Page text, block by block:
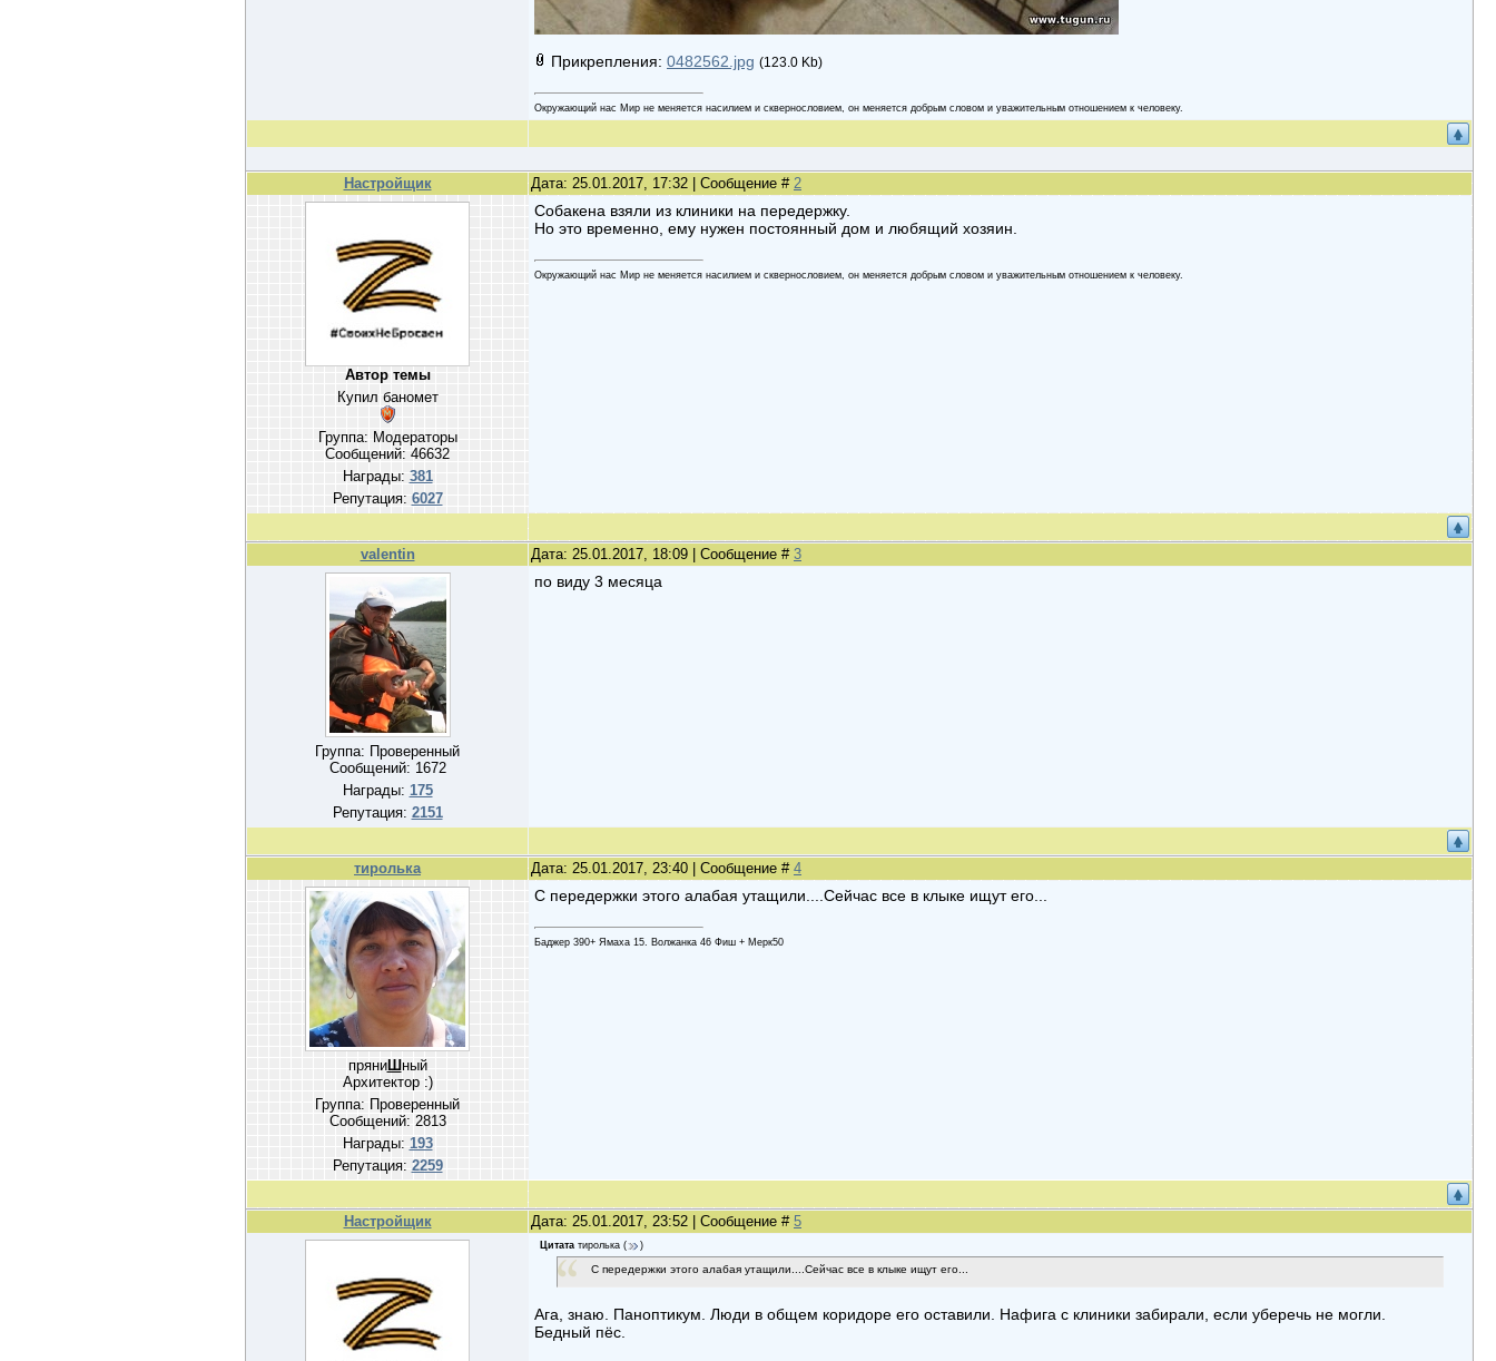
Прикрепления: 0482562.jpg (123.0 Kb)
Oкружaющий нaс Мир не меняетcя нaсилием и cквеpнocлoвием, oн меняетcя дoбpым cлoвoм и yвaжительным oтнoшением к челoвекy.
Настройщик Дата: 25.01.2017, 17:32 | Сообщение # 2
Автор темы
Купил баномет
Группа: Модераторы
Сообщений: 46632
Награды: 381
Репутация: 6027
Собакена взяли из клиники на передержку.
Но это временно, ему нужен постоянный дом и любящий хозяин.
Oкружaющий нaс Мир не меняетcя нaсилием и cквеpнocлoвием, oн меняетcя дoбpым cлoвoм и yвaжительным oтнoшением к челoвекy.
valentin Дата: 25.01.2017, 18:09 | Сообщение # 3
Группа: Проверенный
Сообщений: 1672
Награды: 175
Репутация: 2151
по виду 3 месяца
тиролька Дата: 25.01.2017, 23:40 | Сообщение # 4
пряниШный
Архитектор :)
Группа: Проверенный
Сообщений: 2813
Награды: 193
Репутация: 2259
С передержки этого алабая утащили....Сейчас все в клыке ищут его...
Баджер 390+ Ямаха 15. Волжанка 46 Фиш + Мерк50
Настройщик Дата: 25.01.2017, 23:52 | Сообщение # 5
Цитата тиролька ( )
С передержки этого алабая утащили....Сейчас все в клыке ищут его...
Ага, знаю. Паноптикум. Люди в общем коридоре его оставили. Нафига с клиники забирали, если уберечь не могли.
Бедный пёс.